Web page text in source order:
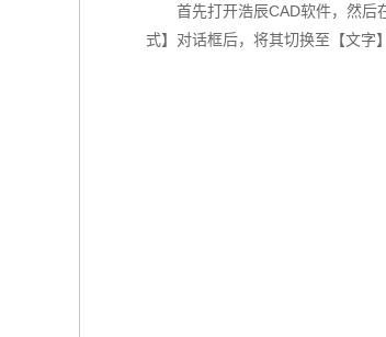
首先打开浩辰CAD软件，然
式】对话框后，将其切换至【文字